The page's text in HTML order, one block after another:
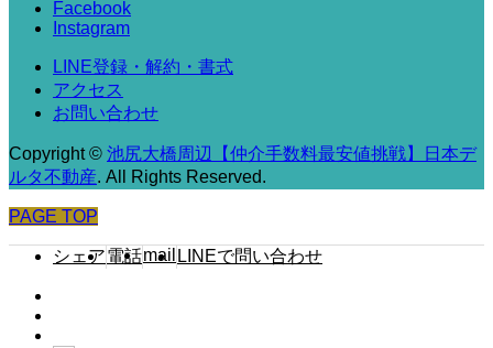
Facebook
Instagram
LINE登録・解約・書式
アクセス
お問い合わせ
Copyright© 池尻大橋周辺【仲介手数料最安値挑戦】日本デ
ルタ不動産. All Rights Reserved.
PAGE TOP
シェア電話mail LINEで問い合わせ